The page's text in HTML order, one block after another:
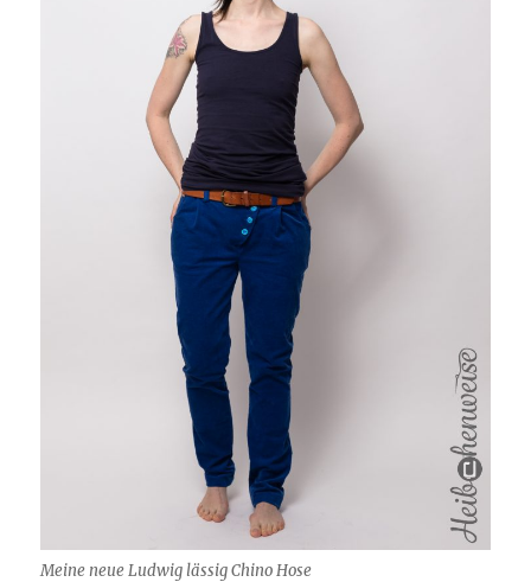
Meine neue Ludwig lässig Chino Hose